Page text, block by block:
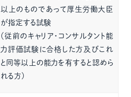
以上のものであって厚生労働大臣
が指定する試験
（従前のキャリア・コンサルタント能
力評価試験に合格した方及びこれ
と同等以上の能力を有すると認めら
れる方)